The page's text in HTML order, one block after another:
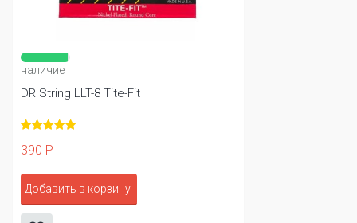
наличие
DR String LLT-8 Tite-Fit
390 Р
Добавить в корзину